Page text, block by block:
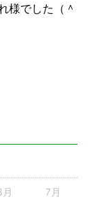
でした（＾
月 7月